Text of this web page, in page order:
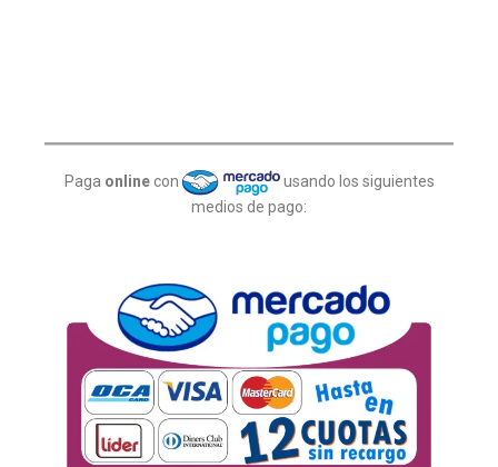
Paga online con
usando los siguientes
medios de pago: